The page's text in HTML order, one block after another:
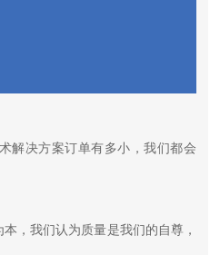
解决方案订单有多小，我们都会
，我们认为质量是我们的自尊，